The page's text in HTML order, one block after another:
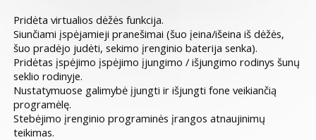
Pridėta virtualios dėžės funkcija.
Siunčiami įspėjamieji pranešimai (šuo įeina/išeina iš dėžės,
šuo pradėjo judėti, sekimo įrenginio baterija senka).
Pridėtas įspėjimo įspėjimo įjungimo / išjungimo rodinys šunų
seklio rodinyje.
Nustatymuose galimybė įjungti ir išjungti fone veikiančią
programėlę.
Stebėjimo įrenginio programinės įrangos atnaujinimų
teikimas.